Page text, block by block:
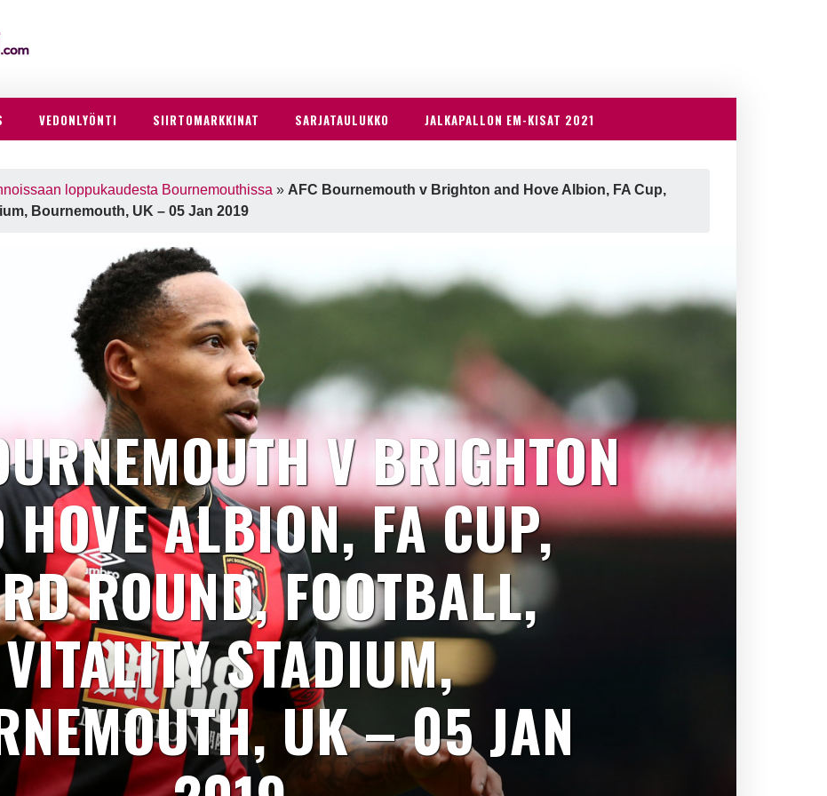
VEDONLYÖNTI SIIRTOMARKKINAT SARJATAULUKKO JALKAPALLON EM-KISAT 2021
loppukaudesta Bournemouthissa » AFC Bournemouth v Brighton and Hove Albion, FA Cup,
Bournemouth, UK – 05 Jan 2019
V BRIGHTON
HOVE ALBION, FA CUP,
ROUND, FOOTBALL,
VITALITY STADIUM,
UK – 05 JAN